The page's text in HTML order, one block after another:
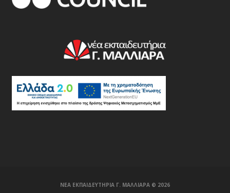
ΝΕΑ ΕΚΠΑΙΔΕΥΤΗΡΙΑ Γ. ΜΑΛΛΙΑΡΑ ©️ 2026